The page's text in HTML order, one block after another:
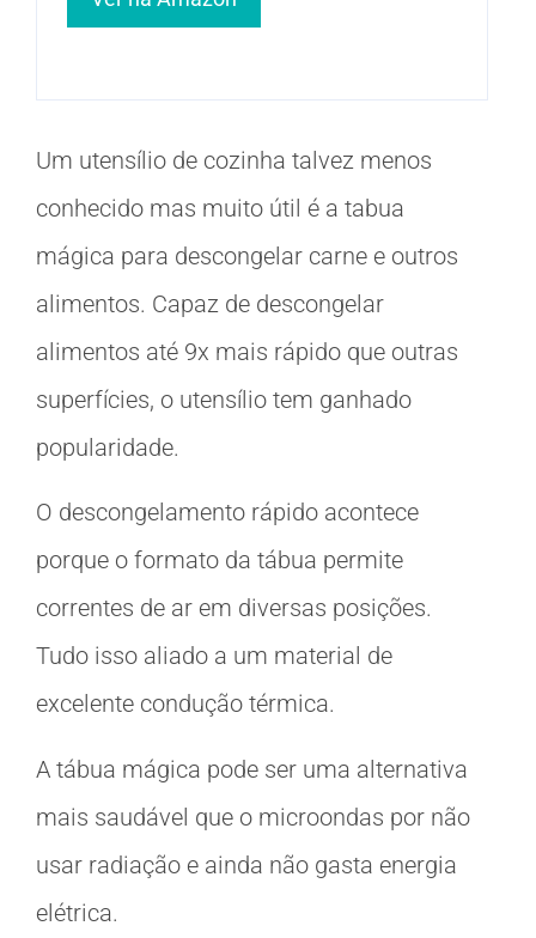
Um utensílio de cozinha talvez menos
conhecido mas muito útil é a tabua
mágica para descongelar carne e outros
alimentos. Capaz de descongelar
alimentos até 9x mais rápido que outras
superfícies, o utensílio tem ganhado
popularidade.
O descongelamento rápido acontece
porque o formato da tábua permite
correntes de ar em diversas posições.
Tudo isso aliado a um material de
excelente condução térmica.
A tábua mágica pode ser uma alternativa
mais saudável que o microondas por não
usar radiação e ainda não gasta energia
elétrica.